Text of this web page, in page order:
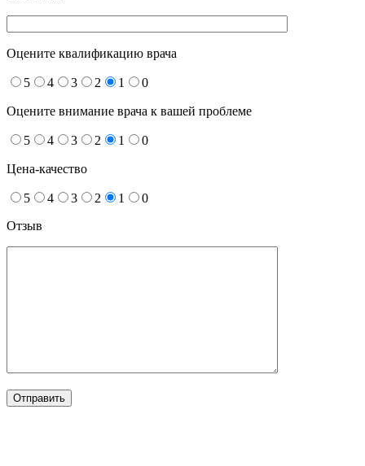
Оцените квалификацию врача
5 4 3 2 1 0
Оцените внимание врача к вашей проблеме
5 4 3 2 1 0
Цена-качество
5 4 3 2 1
0
Отзыв